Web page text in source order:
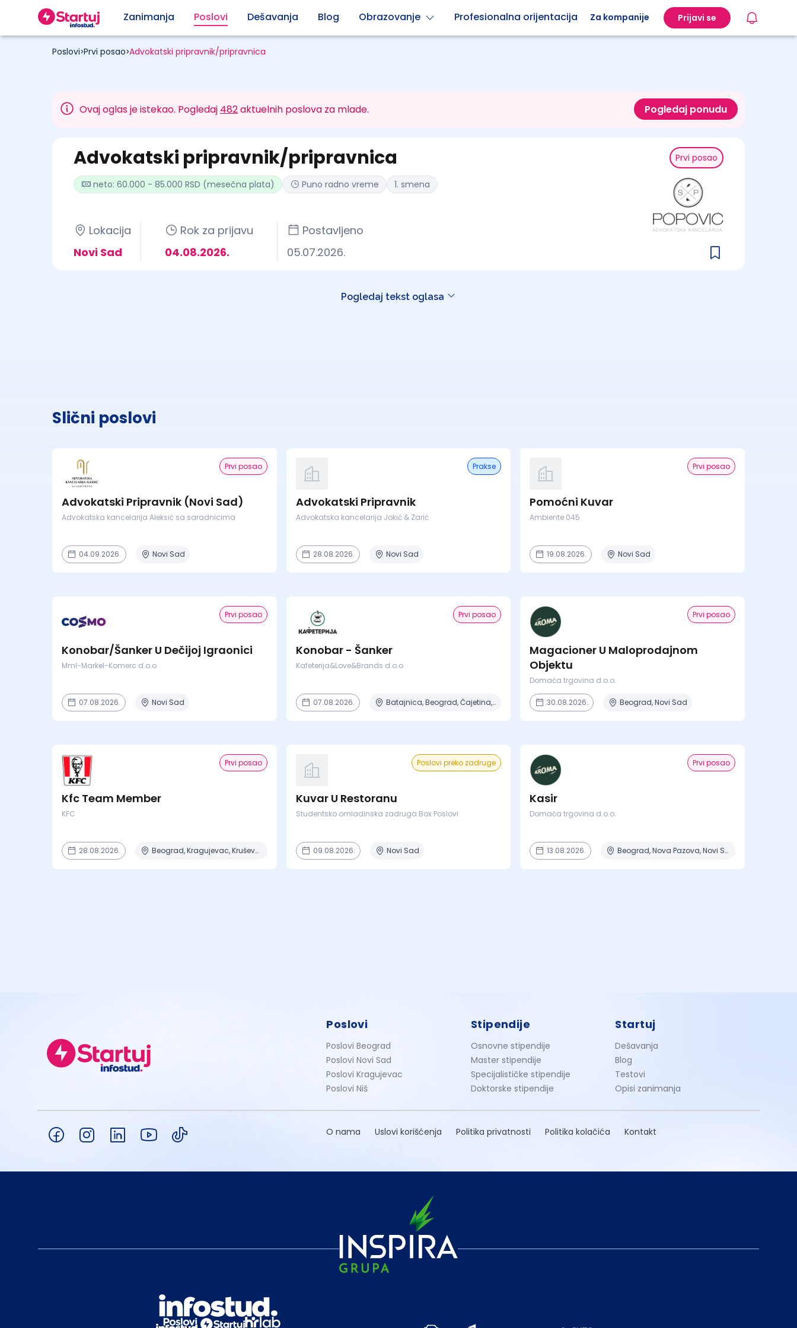
Zanimanja Poslovi Dešavanja Blog Obrazovanje Profesionalna orijentacija Za kompanije Prijavi se
Poslovi>Prvi posao>Advokatski pripravnik/pripravnica
Ovaj oglas je istekao. Pogledaj 482aktuelnih poslova za mlade. Pogledaj ponudu
Prvi posao
Advokatski pripravnik/pripravnica
Lokacija
Novi Sad
Rok za prijavu
04.08.2026.
Postavljeno
05.07.2026.
neto: 60.000 - 85.000 RSD (mesečna plata) Puno radno vreme 1. smena
Pogledaj tekst oglasa
Slični poslovi
Prvi posao
Advokatski Pripravnik (Novi Sad)
Advokatska kancelarija Aleksić sa saradnicima
04.09.2026. Novi Sad
Prakse
Advokatski Pripravnik
Advokatska kancelarija Jokić & Zarić
28.08.2026. Novi Sad
Prvi posao
Pomoćni Kuvar
Ambiente 045
19.08.2026. Novi Sad
Prvi posao
Konobar/Šanker U Dečijoj Igraonici
Mml-Markel-Komerc d.o.o.
07.08.2026. Novi Sad
Prvi posao
Konobar - Šanker
Kafeterija&Love&Brands d.o.o.
07.08.2026. Batajnica, Beograd, Čajetina, Kragujevac, Niš + 5 mesta
Prvi posao
Magacioner U Maloprodajnom
Objektu
Domaća trgovina d.o.o.
30.08.2026. Beograd, Novi Sad
Prvi posao
Kfc Team Member
KFC
28.08.2026. Beograd, Kragujevac, Kruševac, Lapovo, Niš + 4 mesta
Poslovi preko zadruge
Kuvar U Restoranu
Studentsko omladinska zadruga Box Poslovi
09.08.2026. Novi Sad
Prvi posao
Kasir
Domaća trgovina d.o.o.
13.08.2026. Beograd, Nova Pazova, Novi Sad
Poslovi
Poslovi Beograd
Poslovi Novi Sad
Poslovi Kragujevac
Poslovi Niš
Stipendije
Osnovne stipendije
Master stipendije
Specijalističke stipendije
Doktorske stipendije
Startuj
Dešavanja
Blog
Testovi
Opisi zanimanja
O nama Uslovi korišćenja Politika privatnosti Politika kolačića Kontakt